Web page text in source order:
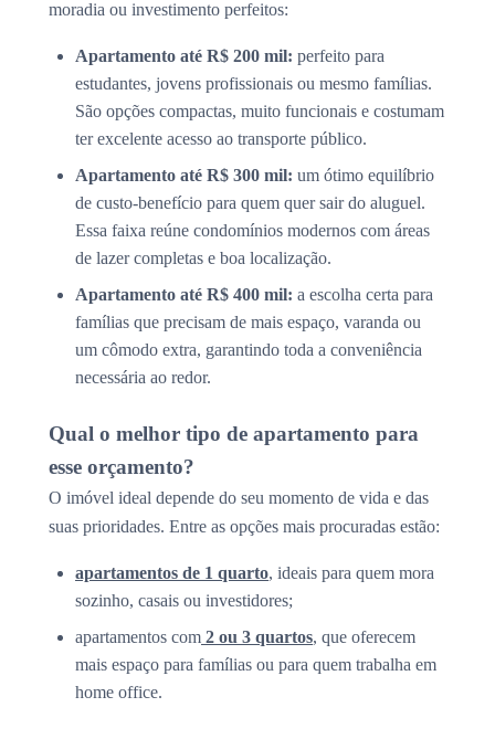
moradia ou investimento perfeitos:
Apartamento até R$ 200 mil: perfeito para
estudantes, jovens profissionais ou mesmo famílias.
São opções compactas, muito funcionais e costumam
ter excelente acesso ao transporte público.
Apartamento até R$ 300 mil: um ótimo equilíbrio
de custo-benefício para quem quer sair do aluguel.
Essa faixa reúne condomínios modernos com áreas
de lazer completas e boa localização.
Apartamento até R$ 400 mil: a escolha certa para
famílias que precisam de mais espaço, varanda ou
um cômodo extra, garantindo toda a conveniência
necessária ao redor.
Qual o melhor tipo de apartamento para
esse orçamento?
O imóvel ideal depende do seu momento de vida e das
suas prioridades. Entre as opções mais procuradas estão:
apartamentos de 1 quarto, ideais para quem mora
sozinho, casais ou investidores;
apartamentos com 2 ou 3 quartos, que oferecem
mais espaço para famílias ou para quem trabalha em
home office.